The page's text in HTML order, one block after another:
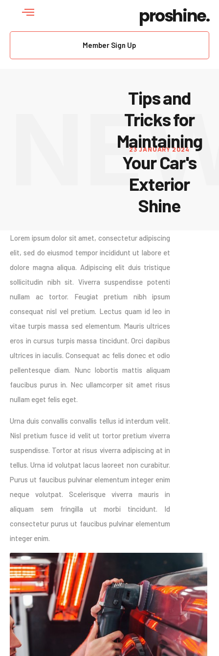
proshine.
Member Sign Up
23 JANUARY 2024
Tips and
Tricks for
Maintaining
Your Car's
Exterior
Shine
Lorem ipsum dolor sit amet, consectetur adipiscing
elit, sed do eiusmod tempor incididunt ut labore et
dolore magna aliqua. Adipiscing elit duis tristique
sollicitudin nibh sit. Viverra suspendisse potenti
nullam ac tortor. Feugiat pretium nibh ipsum
consequat nisl vel pretium. Lectus quam id leo in
vitae turpis massa sed elementum. Mauris ultrices
eros in cursus turpis massa tincidunt. Orci dapibus
ultrices in iaculis. Consequat ac felis donec et odio
pellentesque diam. Nunc lobortis mattis aliquam
faucibus purus in. Nec ullamcorper sit amet risus
nullam eget felis eget.
Urna duis convallis convallis tellus id interdum velit.
Nisl pretium fusce id velit ut tortor pretium viverra
suspendisse. Tortor at risus viverra adipiscing at in
tellus. Urna id volutpat lacus laoreet non curabitur.
Purus ut faucibus pulvinar elementum integer enim
neque volutpat. Scelerisque viverra mauris in
aliquam sem fringilla ut morbi tincidunt. Id
consectetur purus ut faucibus pulvinar elementum
integer enim.